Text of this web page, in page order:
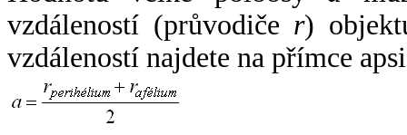
vzdáleností (průvodiče r)
vzdáleností najdete na přímce